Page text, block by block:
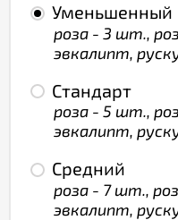
Уменьшенный
роза - 3 шт.,
эвкалипт,
Стандарт
роза - 5 шт.,
эвкалипт,
Средний
роза - 7 шт.,
эвкалипт,